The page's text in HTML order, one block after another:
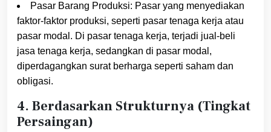
Pasar Barang Produksi: Pasar yang menyediakan
faktor-faktor produksi, seperti pasar tenaga kerja atau
pasar modal. Di pasar tenaga kerja, terjadi jual-beli
jasa tenaga kerja, sedangkan di pasar modal,
diperdagangkan surat berharga seperti saham dan
obligasi.
4. Berdasarkan Strukturnya (Tingkat
Persaingan)